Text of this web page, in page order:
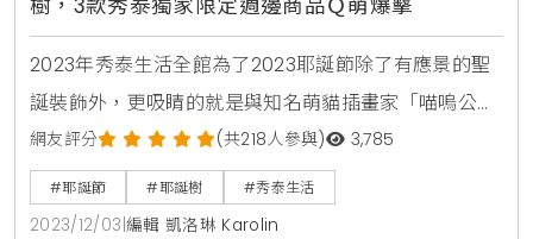
樹，3款秀泰獨家限定週邊商品Ｑ萌爆擊
2023年秀泰生活全館為了2023耶誕節除了有應景的聖
誕裝飾外，更吸睛的就是與知名萌貓插畫家「喵嗚公
園」攜手合作，打造全台唯一「巨型貓跳台聖誕樹」，
結合貓奴居家必備的貓跳台及圓潤可愛的聖誕樹，還有
多隻Q萌可愛的貓貓角色在裏頭玩耍，絕對是全台最具
網友評分 (共218人參與) 3,785
#耶誕節 #耶誕樹 #秀泰生活
2023/12/03 編輯 凱洛琳 Karolin